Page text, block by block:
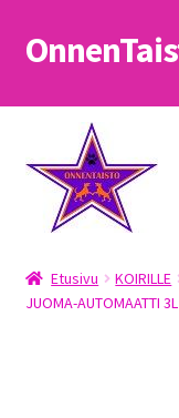
Siirry
navigointiin
Siirry
sisältöön
Etusivu
Kassa
Oma tili
OnnenTaisto
Etusivu KOIRILLE
JUOMA-AUTOMAATTI